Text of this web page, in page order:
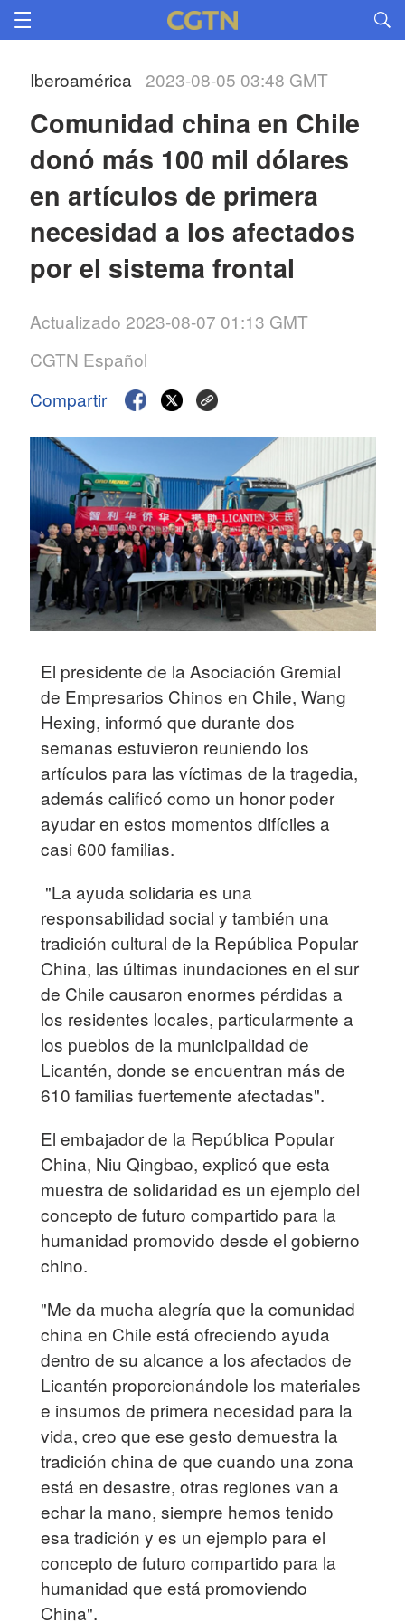
Iberoamérica 2023-08-05 03:48 GMT
Comunidad china en Chile
donó más 100 mil dólares
en artículos de primera
necesidad a los afectados
por el sistema frontal
Actualizado 2023-08-07 01:13 GMT
CGTN Español
Compartir
El presidente de la Asociación Gremial
de Empresarios Chinos en Chile, Wang
Hexing, informó que durante dos
semanas estuvieron reuniendo los
artículos para las víctimas de la tragedia,
además calificó como un honor poder
ayudar en estos momentos difíciles a
casi 600 familias.
"La ayuda solidaria es una
responsabilidad social y también una
tradición cultural de la República Popular
China, las últimas inundaciones en el sur
de Chile causaron enormes pérdidas a
los residentes locales, particularmente a
los pueblos de la municipalidad de
Licantén, donde se encuentran más de
610 familias fuertemente afectadas".
El embajador de la República Popular
China, Niu Qingbao, explicó que esta
muestra de solidaridad es un ejemplo del
concepto de futuro compartido para la
humanidad promovido desde el gobierno
chino.
"Me da mucha alegría que la comunidad
china en Chile está ofreciendo ayuda
dentro de su alcance a los afectados de
Licantén proporcionándole los materiales
e insumos de primera necesidad para la
vida, creo que ese gesto demuestra la
tradición china de que cuando una zona
está en desastre, otras regiones van a
echar la mano, siempre hemos tenido
esa tradición y es un ejemplo para el
concepto de futuro compartido para la
humanidad que está promoviendo
China".